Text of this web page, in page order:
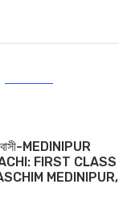
MEDINIPUR
FIRST CLASS
MEDINIPUR,